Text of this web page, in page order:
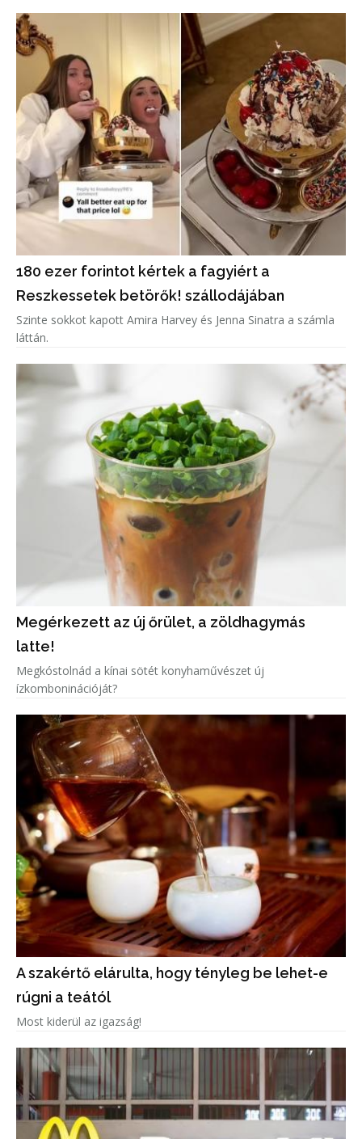
180 ezer forintot kértek a fagyiért a
Reszkessetek betörők! szállodájában
Szinte sokkot kapott Amira Harvey és Jenna Sinatra a számla
láttán.
Megérkezett az új őrület, a zöldhagymás
latte!
Megkóstolnád a kínai sötét konyhaművészet új
ízkomboninációját?
A szakértő elárulta, hogy tényleg be lehet-e
rúgni a teától
Most kiderül az igazság!